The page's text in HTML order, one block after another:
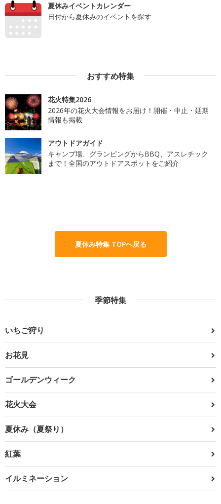
夏休みイベントカレンダー
日付から夏休みのイベントを探す
おすすめ特集
花火特集2026
2026年の花火大会情報をお届け！開催・中止・延期
情報も掲載
アウトドアガイド
キャンプ場、グランピングからBBQ、アスレチック
まで！全国のアウトドアスポットをご紹介
夏休み特集 TOPへ戻る
季節特集
いちご狩り
お花見
ゴールデンウィーク
花火大会
夏休み（夏祭り）
紅葉
イルミネーション